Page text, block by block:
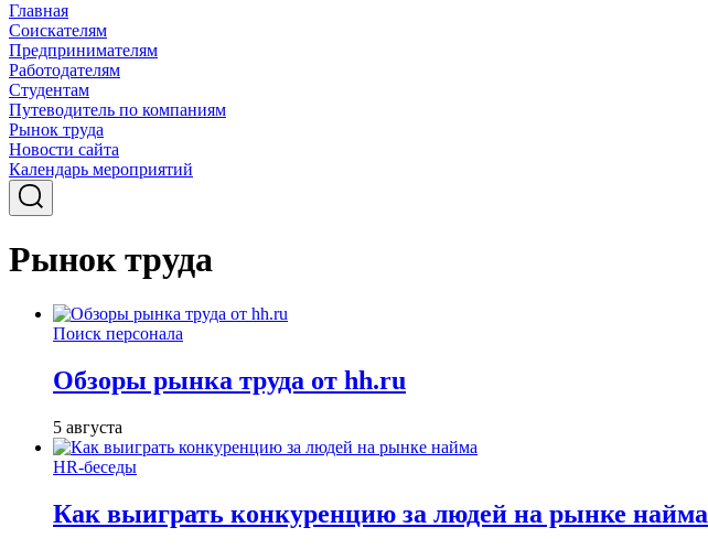
Главная
Соискателям
Предпринимателям
Работодателям
Студентам
Путеводитель по компаниям
Рынок труда
Новости сайта
Календарь мероприятий
Рынок труда
Поиск персонала
Обзоры рынка труда от hh.ru
5 августа
HR-беседы
Как выиграть конкуренцию за людей на рынке найма